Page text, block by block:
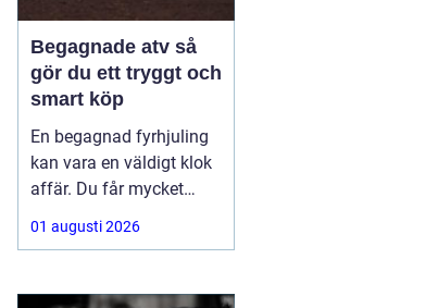
Begagnade atv så
gör du ett tryggt och
smart köp
En begagnad fyrhjuling
kan vara en väldigt klok
affär. Du får mycket
funktion för pengarna
och slipper den största
ofta kommer direkt när
01 augusti 2026